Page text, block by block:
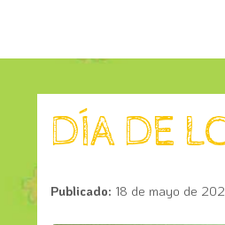
DÍA DE
Publicado: 18 de mayo de